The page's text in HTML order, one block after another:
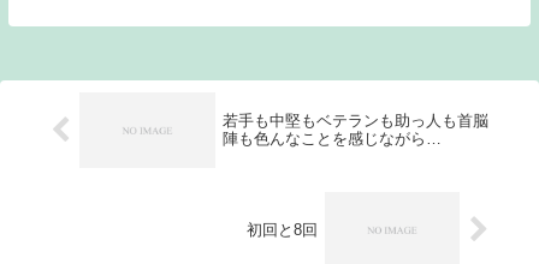
日はその答え合わせをしてみたい。投手
若手も中堅もベテランも助っ人も首脳
陣も色んなことを感じながら…
初回と8回